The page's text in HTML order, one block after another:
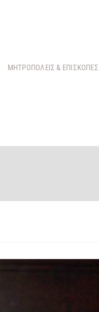
ΜΗΤΡΟΠΟΛΕΙΣ & ΕΠΙΣΚΟΠΕΣ